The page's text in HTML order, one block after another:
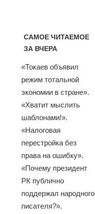
САМОЕ ЧИТАЕМОЕ
ЗА ВЧЕРА
«Токаев объявил
режим тотальной
экономии в стране».
«Хватит мыслить
шаблонами!».
«Налоговая
перестройка без
права на ошибку».
«Почему президент
РК публично
поддержал народного
писателя?».